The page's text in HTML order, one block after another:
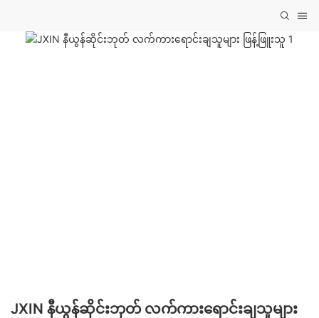
JXIN နီယွန်ဆိုင်းဘုတ် လက်ကားရောင်းချသူများ